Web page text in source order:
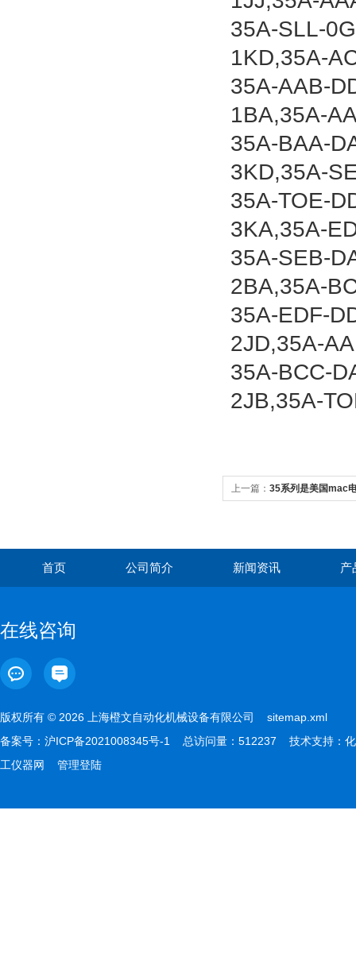
35A-SLL-
1KD,35A-
35A-AAB-
1BA,35A-
35A-BAA-
3KD,35A-
35A-TOE-
3KA,35A-
35A-SEB-
2BA,35A-
35A-EDF-
2JD,35A-
35A-BCC-
2JB,35A-
上一篇： 35系列是美国mac
首页 公司简介 新闻资讯 产
在线咨询
版权所有 © 2026 上海橙文自动化机械设备有限公司 sitemap.xml
备案号： 沪ICP备2021008345号-1 总访问量：512237 技术支持： 化
工仪器网
管理登陆